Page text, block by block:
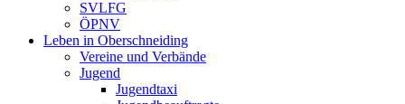
SVLFG
ÖPNV
Leben in Oberschneiding
Vereine und Verbände
Jugend
Jugendtaxi